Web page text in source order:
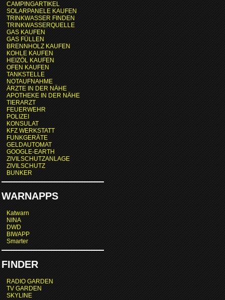
CAMPINGARTIKEL
SOLARPANELE KAUFEN
TRINKWASSER FINDEN
TRINKWASSERQUELLE
GAS KAUFEN
GAS FÜLLEN
BRENNHOLZ KAUFEN
KOHLE KAUFEN
HEIZÖL KAUFEN
OFEN KAUFEN
TANKSTELLE
NOTAUFNAHME
ÄRZTE IN DER NÄHE
APOTHEKE IN DER NÄHE
TIERARZT
FEUERWEHR
POLIZEI
KONSULAT
KFZ WERKSTATT
FUNKGERÄTE
GELDAUTOMAT
GOOGLE-EARTH
ZIVILSCHUTZANLAGE
ZIVILSCHUTZ
BUNKER
WARNAPPS
Katwarn
NINA
DWD
BIWAPP
Smarter
FINDER
RADIO GARDEN
TV GARDEN
SKYLINE